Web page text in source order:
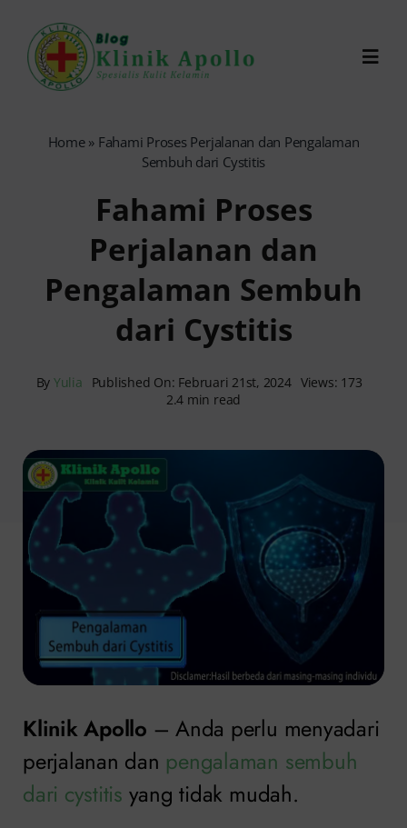
content
Reservasi Online
Search
Home» Fahami Proses Perjalanan dan Pengalaman
Sembuh dari Cystitis
Fahami Proses
Perjalanan dan
Pengalaman Sembuh
dari Cystitis
By Yulia Published On: Februari 21st, 2024 Views: 173
2.4 min read
Klinik Apollo – Anda perlu menyadari
perjalanan dan pengalaman sembuh
dari cystitis yang tidak mudah.